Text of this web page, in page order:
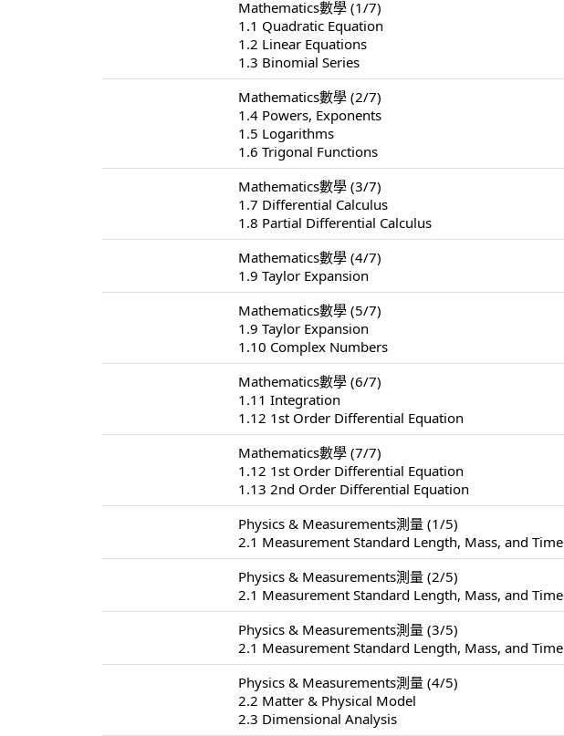
Mathematics數學 (1/7)
1.1 Quadratic Equation
1.2 Linear Equations
1.3 Binomial Series
Mathematics數學 (2/7)
1.4 Powers, Exponents
1.5 Logarithms
1.6 Trigonal Functions
Mathematics數學 (3/7)
1.7 Differential Calculus
1.8 Partial Differential Calculus
Mathematics數學 (4/7)
1.9 Taylor Expansion
Mathematics數學 (5/7)
1.9 Taylor Expansion
1.10 Complex Numbers
Mathematics數學 (6/7)
1.11 Integration
1.12 1st Order Differential Equation
Mathematics數學 (7/7)
1.12 1st Order Differential Equation
1.13 2nd Order Differential Equation
Physics & Measurements測量 (1/5)
2.1 Measurement Standard Length, Mass, and Time
Physics & Measurements測量 (2/5)
2.1 Measurement Standard Length, Mass, and Time
Physics & Measurements測量 (3/5)
2.1 Measurement Standard Length, Mass, and Time
Physics & Measurements測量 (4/5)
2.2 Matter & Physical Model
2.3 Dimensional Analysis